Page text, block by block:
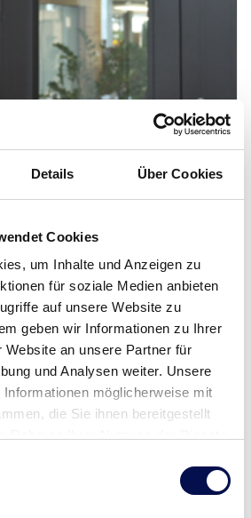
Details Über Cookies
Cookies
um Inhalte und Anzeigen zu
für soziale Medien anbieten
auf unsere Website zu
geben wir Informationen zu Ihrer
Website an unsere Partner für
und Analysen weiter. Unsere
möglicherweise mit
die Sie ihnen bereitgestellt